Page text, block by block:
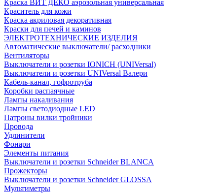
Краска ВИТ ДЕКО аэрозольная универсальная
Краситель для кожи
Краска акриловая декоративная
Краски для печей и каминов
ЭЛЕКТРОТЕХНИЧЕСКИЕ ИЗДЕЛИЯ
Автоматические выключатели/ расходники
Вентиляторы
Выключатели и розетки IONICH (UNIVersal)
Выключатели и розетки UNIVersal Валери
Кабель-канал, гофротруба
Коробки распаячные
Лампы накаливания
Лампы светодиодные LED
Патроны вилки тройники
Провода
Удлинители
Фонари
Элементы питания
Выключатели и розетки Schneider BLANCA
Прожекторы
Выключатели и розетки Schneider GLOSSA
Мультиметры